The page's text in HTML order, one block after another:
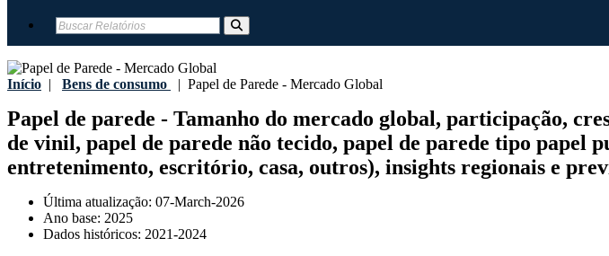
Início | Bens de consumo | Papel de Parede - Mercado Global
Papel de parede - Tamanho do mercado global, participação,
de vinil, papel de parede não tecido, papel de parede tipo papel
entretenimento, escritório, casa, outros), insights regionais e
Última atualização: 07-March-2026
Ano base: 2025
Dados históricos: 2021-2024